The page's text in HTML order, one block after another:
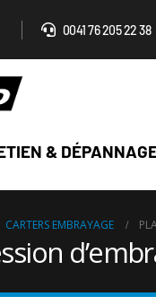
0041 76 205 22 38
&
CARTERS EMBRAYAGE